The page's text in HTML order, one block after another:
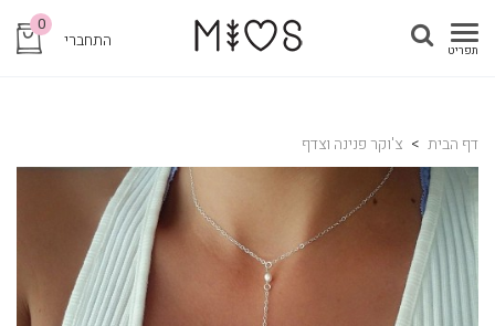
לֵב:
בְּאֲתָר
נָגִישׁ
בִּקְלִיק
הַמְּסַיַּעַת
לִנְגִישׁוּת
הָאֲתָר.
class=" catalog-product-view catalog-product-view product-ch0005
cbp-spmenu-push">
התחברי
0
תפריט
דף הבית > צ'וקר פנינה וצדף